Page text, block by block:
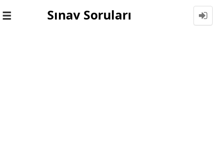
Toggle
Sınav Soruları